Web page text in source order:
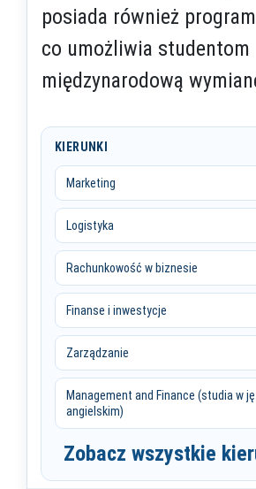
posiada również
co umożliwia studentom
międzynarodową
KIERUNKI
Marketing
Logistyka
Rachunkowość w biznesie
Finanse i inwestycje
Zarządzanie
Management and Finance (studia w
angielskim)
Zobacz wszystkie